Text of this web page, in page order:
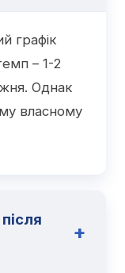
графік
– 1-2
Однак
власному